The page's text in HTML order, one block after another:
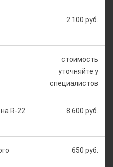
2 100 руб.
стоимость
уточняйте у
специалистов
R-22
8 600 руб.
650 руб.